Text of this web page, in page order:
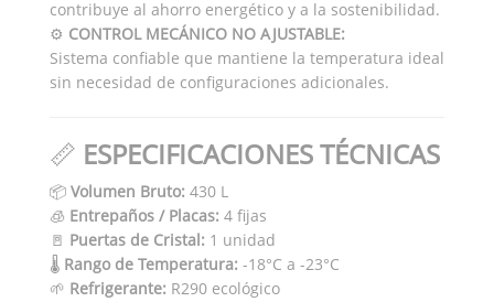
contribuye al ahorro energético y a la sostenibilidad.
⚙️ CONTROL MECÁNICO NO AJUSTABLE:
Sistema confiable que mantiene la temperatura ideal
sin necesidad de configuraciones adicionales.
📏 ESPECIFICACIONES TÉCNICAS
📦 Volumen Bruto: 430 L
🧊 Entrepaños / Placas: 4 fijas
🚪 Puertas de Cristal: 1 unidad
🌡️ Rango de Temperatura: -18°C a -23°C
🌱 Refrigerante: R290 ecológico